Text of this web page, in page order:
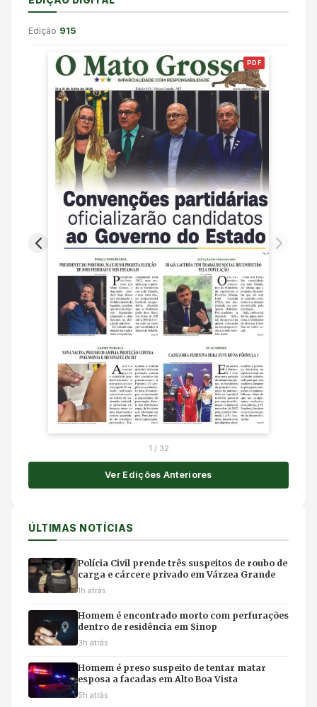
Edição 915
PDF
1 / 32
Ver Edições Anteriores
ÚLTIMAS NOTÍCIAS
Polícia Civil prende três suspeitos de roubo de
carga e cárcere privado em Várzea Grande
1h atrás
Homem é encontrado morto com perfurações
dentro de residência em Sinop
3h atrás
Homem é preso suspeito de tentar matar
esposa a facadas em Alto Boa Vista
5h atrás